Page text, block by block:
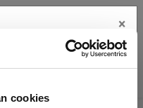
cookies
×